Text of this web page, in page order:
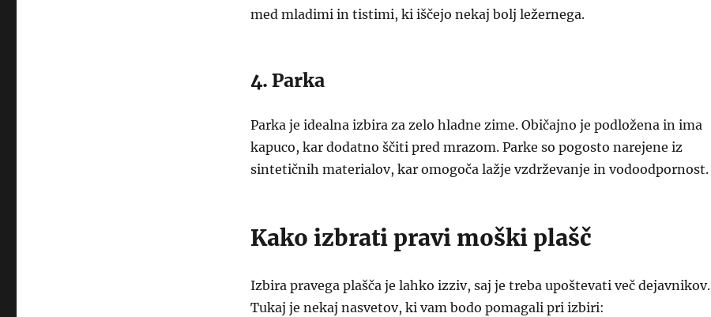
med mladimi in tistimi, ki iščejo nekaj bolj ležernega.
4. Parka
Parka je idealna izbira za zelo hladne zime. Običajno je podložena in ima
kapuco, kar dodatno ščiti pred mrazom. Parke so pogosto narejene iz
sintetičnih materialov, kar omogoča lažje vzdrževanje in vodoodpornost.
Kako izbrati pravi moški plašč
Izbira pravega plašča je lahko izziv, saj je treba upoštevati več dejavnikov.
Tukaj je nekaj nasvetov, ki vam bodo pomagali pri izbiri: